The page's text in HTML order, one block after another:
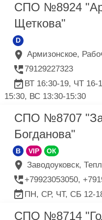
СПО №8924
Щеткова"
D
Армизонское,
79129227323
ВТ 16:30-19, ЧТ
15:30, ВС 13:30-15:30
СПО №8707
Богданова"
B VIP ОК
Заводоуковск,
+79923053050,
ПН, СР, ЧТ, СБ 12-
СПО №8714